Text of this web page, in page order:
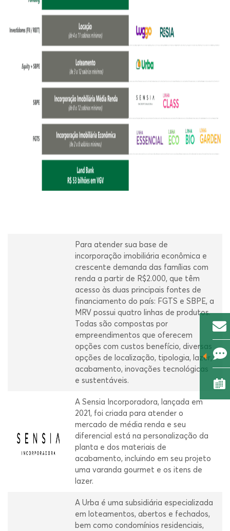
Para atender sua base de
incorporação imobiliária econômica e
crescente demanda das famílias com
renda a partir de R$2.000, que têm
acesso às duas principais fontes de
financiamento do país: FGTS e SBPE, a
MRV possui quatro linhas de produtos.
Todas são compostas por
empreendimentos que oferecem
opções com custos benefício, diversas
opções de localização, tipologia, lazer,
acabamento, inovações tecnológicas
e sustentáveis.
A Sensia Incorporadora, lançada em
2021, foi criada para atender o
mercado de média renda e seu
diferencial está na personalização da
planta e dos materiais de
acabamento, incluindo em seu projeto
uma varanda gourmet e os itens de
lazer.
A Urba é uma subsidiária especializada
em loteamentos, abertos e fechados,
bem como condomínios residenciais,